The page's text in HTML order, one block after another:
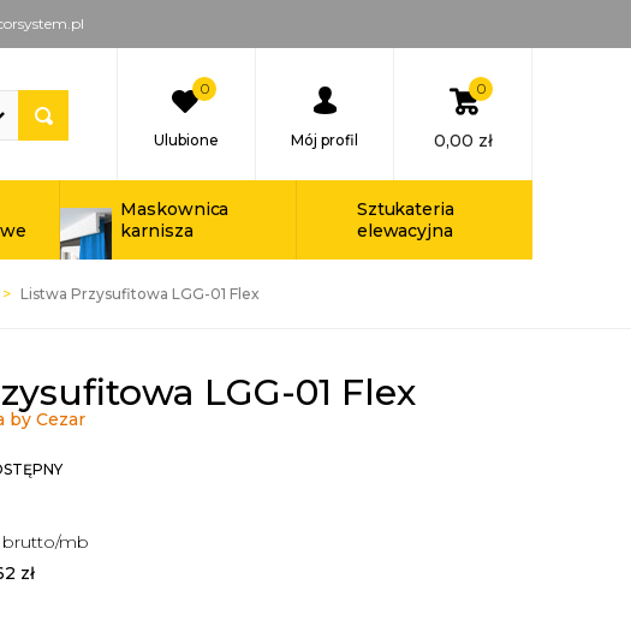
0
Ulubione Mój profil
0
0,00 zł
Maskownica
karnisza
Sztukateria
elewacyjna
Listwa Przysufitowa LGG-01 Flex
LGG-01 Flex
by Cezar
brutto/mb
zł